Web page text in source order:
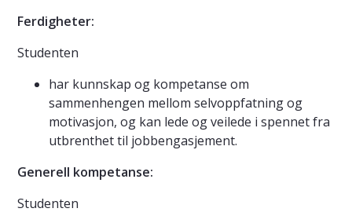
Ferdigheter:
Studenten
har kunnskap og kompetanse om
sammenhengen mellom selvoppfatning og
motivasjon, og kan lede og veilede i spennet fra
utbrenthet til jobbengasjement.
Generell kompetanse:
Studenten